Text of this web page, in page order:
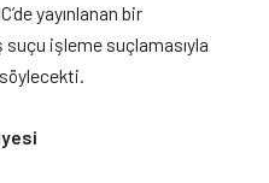
yayınlanan bir
suçu işleme suçlamasıyla
söylecekti.